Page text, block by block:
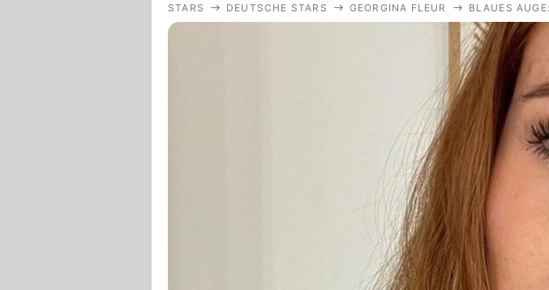
Filme
Familie
Alle Themen
STARS DEUTSCHE STARS GEORGINA FLEUR BLAUES